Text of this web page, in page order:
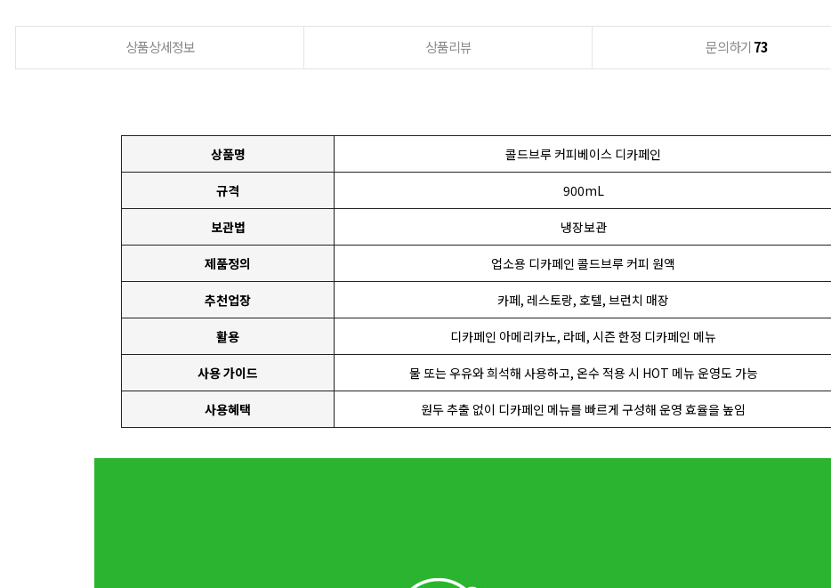
상품상세정보 상품리뷰 문의하기 73
상품명 콜드브루 커피베이스 디카페인
규격 900mL
보관법 냉장보관
제품정의 업소용 디카페인 콜드브루 커피 원액
추천업장 카페, 레스토랑, 호텔, 브런치 매장
활용 디카페인 아메리카노, 라떼, 시즌 한정 디카페인 메뉴
사용 가이드 물 또는 우유와 희석해 사용하고, 온수 적용 시 HOT 메뉴 운영도 가능
사용혜택 원두 추출 없이 디카페인 메뉴를 빠르게 구성해 운영 효율을 높임